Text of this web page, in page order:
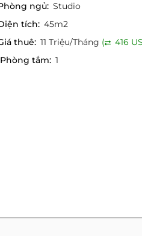
ngủ: Studio
tích: 45m2
thuê: 11 Triệu/Tháng (
416
Phòng tắm: 1